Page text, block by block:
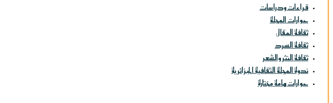
قراءات ودراسات
حوارات المجلة
ثقافة المقال
ثقافة السرد
ثقافة النثر والشعر
ندوة المجلة الثقافية الجزائرية
حوارات هامة مختارة